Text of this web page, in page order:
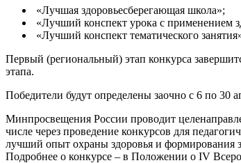
«Лучшая здоровьесберегающая школа»;
«Лучший конспект урока с применением
«Лучший конспект тематического
Первый (региональный) этап конкурса
этапа.
Победители будут определены заочно с 6 по 30
Минпросвещения России проводит
числе через проведение конкурсов для
лучший опыт охраны здоровья и формирования
Подробнее о конкурсе – в Положении о IV